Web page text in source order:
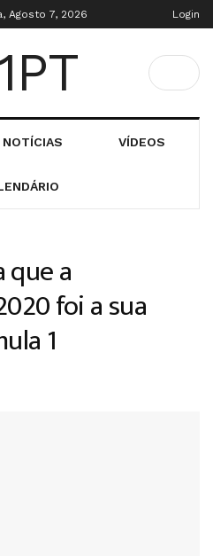
Agosto 7, 2026 Login
NOTÍCIAS VÍDEOS
que a
foi a sua
1